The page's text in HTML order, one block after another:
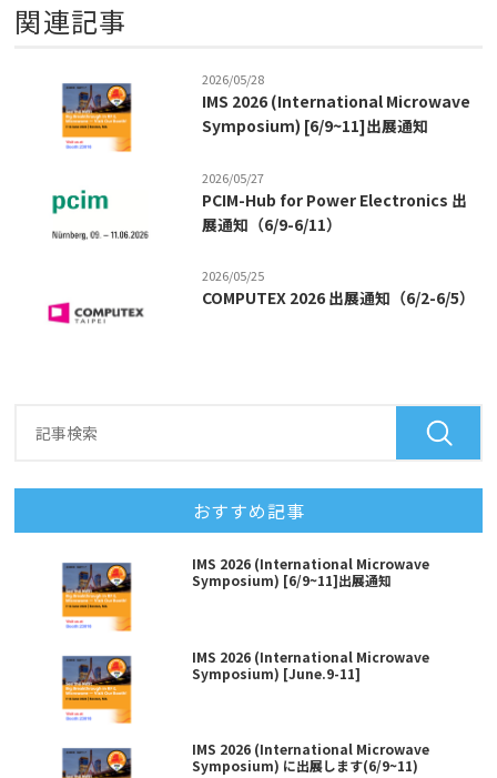
関連記事
2026/05/28
IMS 2026 (International Microwave
Symposium) [6/9~11]出展通知
2026/05/27
PCIM-Hub for Power Electronics 出
展通知（6/9-6/11）
2026/05/25
COMPUTEX 2026 出展通知（6/2-6/5）
おすすめ記事
IMS 2026 (International Microwave
Symposium) [6/9~11]出展通知
IMS 2026 (International Microwave
Symposium) [June.9-11]
IMS 2026 (International Microwave
Symposium) に出展します(6/9~11)